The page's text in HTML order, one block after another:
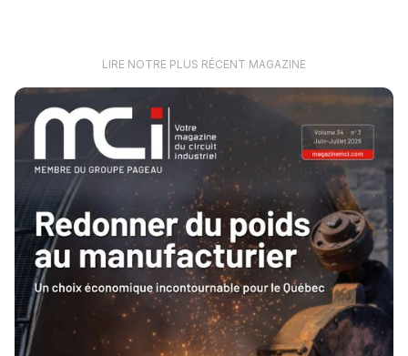
LIRE NOTRE PLUS RÉCENT MAGAZINE